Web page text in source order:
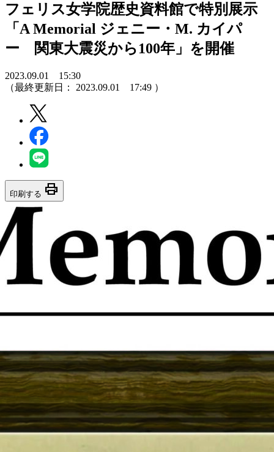
フェリス女学院歴史資料館で特別展示
「A Memorial ジェニー・M. カイパ
ー 関東大震災から100年」を開催
2023.09.01 15:30
（最終更新日： 2023.09.01 17:49 ）
印刷する print